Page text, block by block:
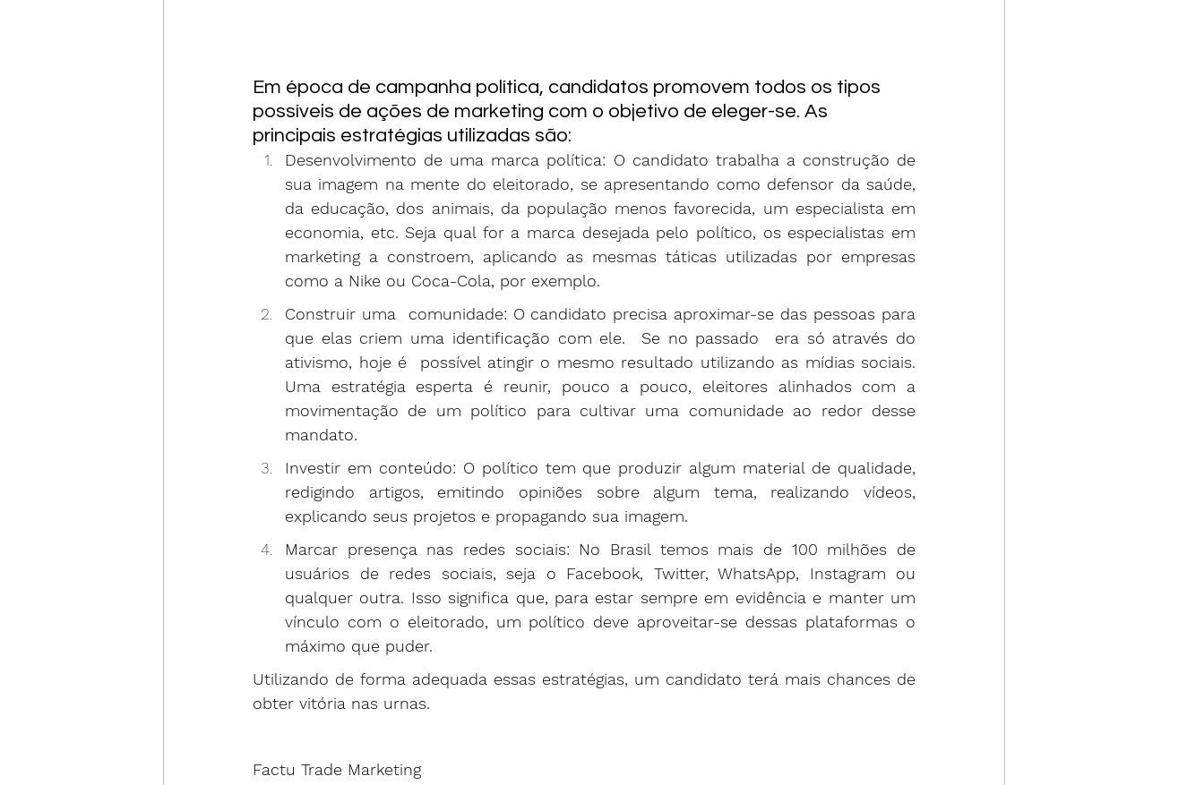
Em época de campanha política, candidatos promovem todos os tipos
possíveis de ações de marketing com o objetivo de eleger-se. As
principais estratégias utilizadas são:
Desenvolvimento de uma marca política: O candidato trabalha a construção de
sua imagem na mente do eleitorado, se apresentando como defensor da saúde,
da educação, dos animais, da população menos favorecida, um especialista em
economia, etc. Seja qual for a marca desejada pelo político, os especialistas em
marketing a constroem, aplicando as mesmas táticas utilizadas por empresas
como a Nike ou Coca-Cola, por exemplo.
Construir uma  comunidade: O candidato precisa aproximar-se das pessoas para
que elas criem uma identificação com ele.  Se no passado  era só através do
ativismo, hoje é  possível atingir o mesmo resultado utilizando as mídias sociais.
Uma estratégia esperta é reunir, pouco a pouco, eleitores alinhados com a
movimentação de um político para cultivar uma comunidade ao redor desse
mandato.
Investir em conteúdo: O político tem que produzir algum material de qualidade,
redigindo artigos, emitindo opiniões sobre algum tema, realizando vídeos,
explicando seus projetos e propagando sua imagem.
Marcar presença nas redes sociais: No Brasil temos mais de 100 milhões de
usuários de redes sociais, seja o Facebook, Twitter, WhatsApp, Instagram ou
qualquer outra. Isso significa que, para estar sempre em evidência e manter um
vínculo com o eleitorado, um político deve aproveitar-se dessas plataformas o
máximo que puder.
Utilizando de forma adequada essas estratégias, um candidato terá mais chances de
obter vitória nas urnas.
Factu Trade Marketing